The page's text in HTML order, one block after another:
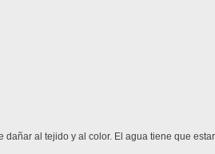
al tejido y al color. El agua tiene que